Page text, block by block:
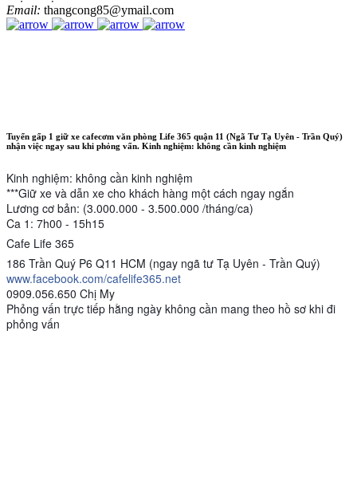
Email: thangcong85@ymail.com
Tuyển gấp 1 giữ xe cafecơm văn phòng Life 365 quận 11 (Ngã Tư Tạ Uyên - Trần Quý)
nhận việc ngay sau khi phỏng vấn. Kinh nghiệm: không cần kinh nghiệm
Kinh nghiệm: không cần kinh nghiệm
***Giữ xe và dẫn xe cho khách hàng một cách ngay ngắn
Lương cơ bản: (3.000.000 - 3.500.000 /tháng/ca)
Ca 1: 7h00 - 15h15
Cafe Life 365
186 Trần Quý P6 Q11 HCM (ngay ngã tư Tạ Uyên - Trần Quý)
www.facebook.com/cafelife365.net
0909.056.650 Chị My
Phỏng vấn trực tiếp hằng ngày không cần mang theo hồ sơ khi đi
phỏng vấn